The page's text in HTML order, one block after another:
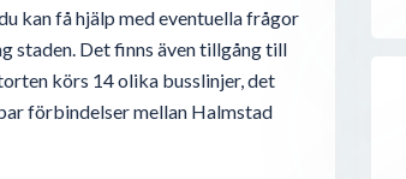
kan få hjälp med eventuella frågor
staden. Det finns även tillgång till
körs 14 olika busslinjer, det
förbindelser mellan Halmstad